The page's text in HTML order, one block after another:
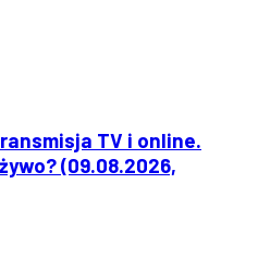
TV i online.
(09.08.2026,